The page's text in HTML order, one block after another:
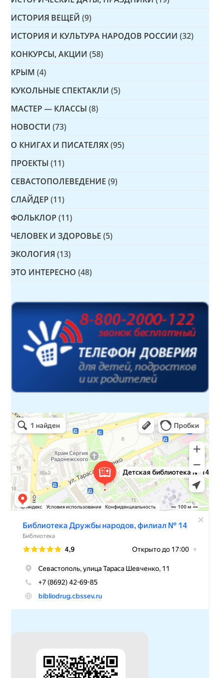
ИСТОРИЯ ВЕЩЕЙ (9)
ИСТОРИЯ И КУЛЬТУРА НАРОДОВ РОССИИ (32)
КОНКУРСЫ, АКЦИИ (58)
КРЫМ (4)
КУКОЛЬНЫЕ СПЕКТАКЛИ (5)
МАСТЕР — КЛАССЫ (8)
НОВОСТИ (73)
О КНИГАХ И ПИСАТЕЛЯХ (95)
ПРОЕКТЫ (11)
СЕВАСТОПОЛЕВЕДЕНИЕ (9)
СЛАЙДЕР (11)
ФОЛЬКЛОР (11)
ЧЕЛОВЕК И ЗДОРОВЬЕ (5)
ЭКОЛОГИЯ (13)
ЭТО ИНТЕРЕСНО (48)
Детская библиотека № 14 Дружбы народов
Библиотека в Севастополе